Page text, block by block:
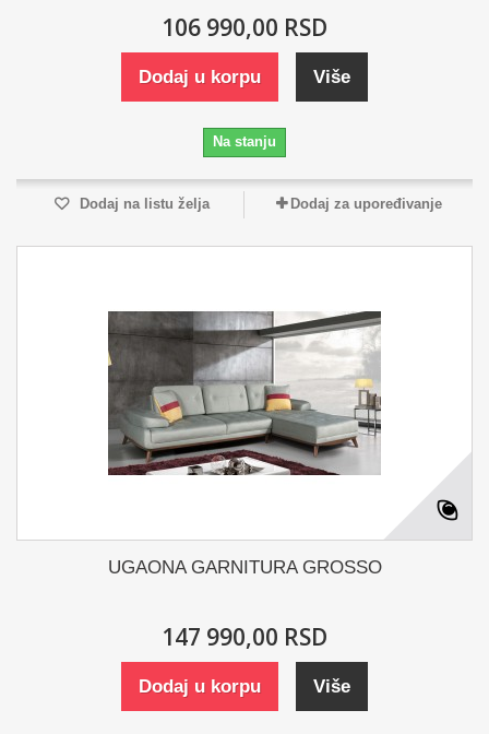
106 990,00 RSD
Dodaj u korpu Više
Na stanju
Dodaj na listu želja Dodaj za upoređivanje
UGAONA GARNITURA GROSSO
147 990,00 RSD
Dodaj u korpu Više